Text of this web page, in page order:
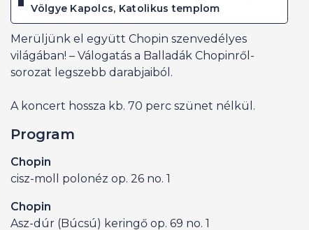
Völgye Kapolcs, Katolikus templom
Merüljünk el együtt Chopin szenvedélyes
világában! – Válogatás a Balladák Chopinről-
sorozat legszebb darabjaiból.
A koncert hossza kb. 70 perc szünet nélkül.
Program
Chopin
cisz-moll polonéz op. 26 no. 1
Chopin
Asz-dúr (Búcsú) keringő op. 69 no. 1